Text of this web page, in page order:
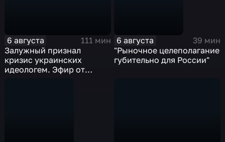
6 августа
111 мин
Залужный признал
кризис украинских
идеологем. Эфир от
6 августа
39 мин
"Рыночное целеполагание
губительно для России"